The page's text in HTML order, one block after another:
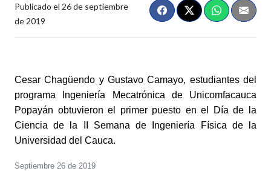
Publicado el 26 de septiembre
de 2019
Cesar Chagüendo y Gustavo Camayo, estudiantes del
programa Ingeniería Mecatrónica de Unicomfacauca
Popayán obtuvieron el primer puesto en el Día de la
Ciencia de la II Semana de Ingeniería Física de la
Universidad del Cauca.
Septiembre 26 de 2019